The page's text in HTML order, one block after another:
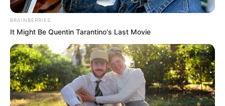
Jurnal Risa by Risa Saraswati
BRAINBERRIES
It Might Be Quentin Tarantino's Last Movie